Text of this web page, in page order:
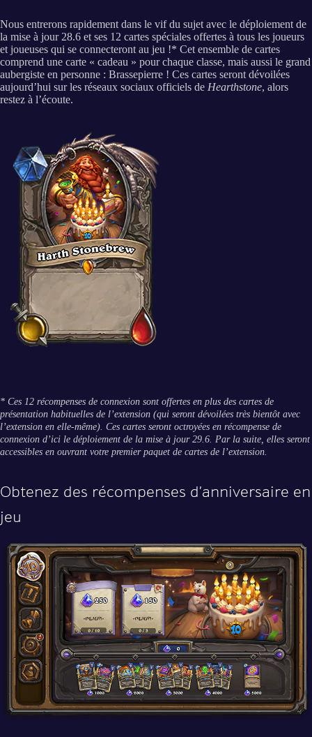
Nous entrerons rapidement dans le vif du sujet avec le déploiement de
la mise à jour 28.6 et ses 12 cartes spéciales offertes à tous les joueurs
et joueuses qui se connecteront au jeu !* Cet ensemble de cartes
comprend une carte « cadeau » pour chaque classe, mais aussi le grand
aubergiste en personne : Brassepierre ! Ces cartes seront dévoilées
aujourd’hui sur les réseaux sociaux officiels de Hearthstone, alors
restez à l’écoute.
* Ces 12 récompenses de connexion sont offertes en plus des cartes de
présentation habituelles de l’extension (qui seront dévoilées très bientôt avec
l’extension en elle-même). Ces cartes seront octroyées en récompense de
connexion d’ici le déploiement de la mise à jour 29.6. Par la suite, elles seront
accessibles en ouvrant votre premier paquet de cartes de l’extension.
Obtenez des récompenses d’anniversaire en
jeu